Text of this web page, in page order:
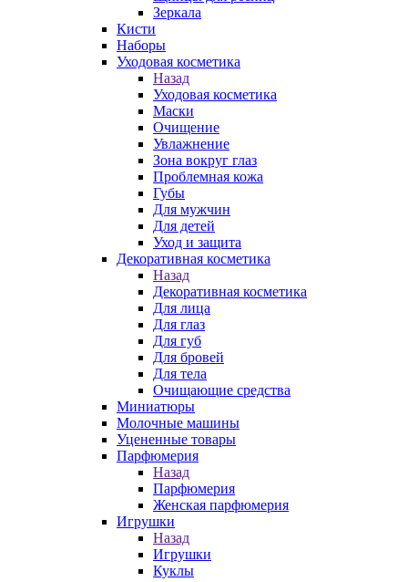
Зеркала
Кисти
Наборы
Уходовая косметика
Назад
Уходовая косметика
Маски
Очищение
Увлажнение
Зона вокруг глаз
Проблемная кожа
Губы
Для мужчин
Для детей
Уход и защита
Декоративная косметика
Назад
Декоративная косметика
Для лица
Для глаз
Для губ
Для бровей
Для тела
Очищающие средства
Миниатюры
Молочные машины
Уцененные товары
Парфюмерия
Назад
Парфюмерия
Женская парфюмерия
Игрушки
Назад
Игрушки
Куклы